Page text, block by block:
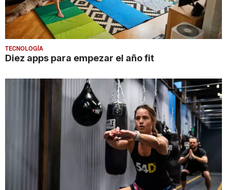
TECNOLOGÍA
Diez apps para empezar el año fit